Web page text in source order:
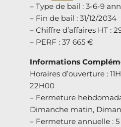
– Type de bail : 3-6-9
– Fin de bail : 31/12/2034
– Chiffre d’affaires HT :
– PERF : 37 665 €
Informations
Horaires d’ouverture :
22H00
– Fermeture
Dimanche matin,
– Fermeture annuelle :